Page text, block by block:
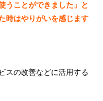
うことができました」と
時はやりがいを感じます
スの改善などに活用する